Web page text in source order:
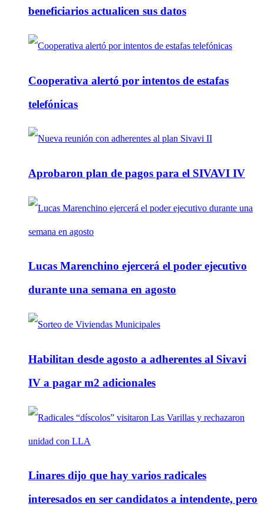
beneficiarios actualicen sus datos
Cooperativa alertó por intentos de estafas
telefónicas
Aprobaron plan de pagos para el SIVAVI IV
Lucas Marenchino ejercerá el poder ejecutivo
durante una semana en agosto
Habilitan desde agosto a adherentes al Sivavi
IV a pagar m2 adicionales
Linares dijo que hay varios radicales
interesados en ser candidatos a intendente, pero